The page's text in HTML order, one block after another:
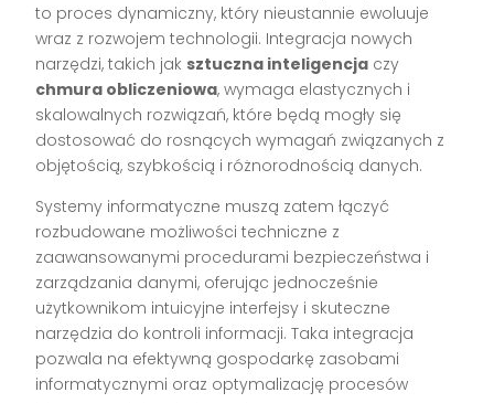
to proces dynamiczny, który nieustannie ewoluuje
wraz z rozwojem technologii. Integracja nowych
narzędzi, takich jak sztuczna inteligencja czy
chmura obliczeniowa, wymaga elastycznych i
skalowalnych rozwiązań, które będą mogły się
dostosować do rosnących wymagań związanych z
objętością, szybkością i różnorodnością danych.
Systemy informatyczne muszą zatem łączyć
rozbudowane możliwości techniczne z
zaawansowanymi procedurami bezpieczeństwa i
zarządzania danymi, oferując jednocześnie
użytkownikom intuicyjne interfejsy i skuteczne
narzędzia do kontroli informacji. Taka integracja
pozwala na efektywną gospodarkę zasobami
informatycznymi oraz optymalizację procesów